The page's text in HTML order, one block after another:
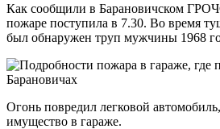
Как сообщили в Барановичском
пожаре поступила в 7.30. Во время
был обнаружен труп мужчины 1968
Огонь повредил легковой
имущество в гараже.